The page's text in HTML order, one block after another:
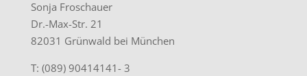
Sonja Froschauer
Dr.-Max-Str. 21
82031 Grünwald bei München
T: (089) 90414141- 3